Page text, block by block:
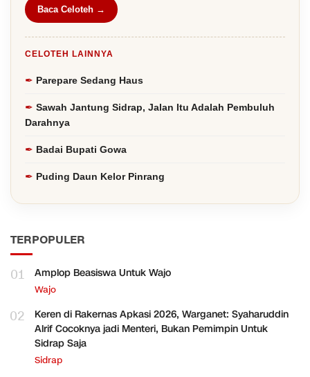
Baca Celoteh →
CELOTEH LAINNYA
Parepare Sedang Haus
Sawah Jantung Sidrap, Jalan Itu Adalah Pembuluh
Darahnya
Badai Bupati Gowa
Puding Daun Kelor Pinrang
TERPOPULER
01 Amplop Beasiswa Untuk Wajo
Wajo
02
Keren di Rakernas Apkasi 2026, Warganet: Syaharuddin
Alrif Cocoknya jadi Menteri, Bukan Pemimpin Untuk
Sidrap Saja
Sidrap